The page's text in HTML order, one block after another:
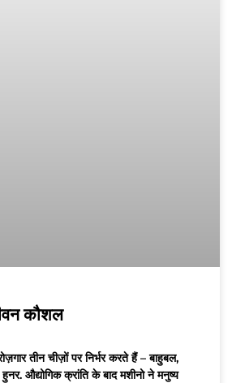
कौशल
तीन चीज़ों पर निर्भर करते हैं – बाहुबल,
औद्योगिक क्रांति के बाद मशीनो ने मनुष्य